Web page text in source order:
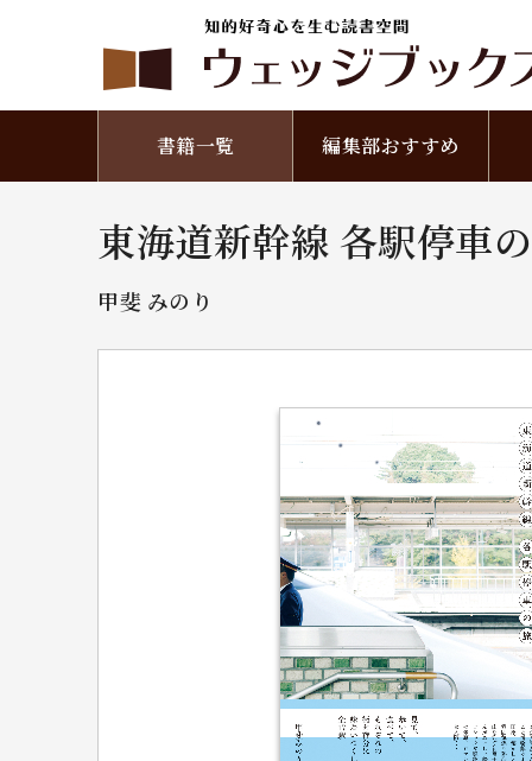
書籍一覧 編集部おすすめ
東海道新幹線 各駅停車
甲斐 みのり